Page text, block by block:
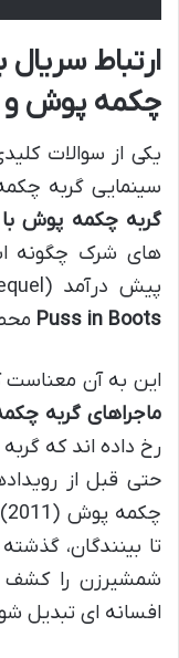
ارتباط سریال
چکمه پوش
یکی از سوالات
سینمایی گربه
گربه چکمه پوش
های شرک چگونه
پیش درآمد (Prequel) برای رویدادهای فیلم سینمایی
Puss in Boots محصول
این به آن معناست
ماجراهای گربه
رخ داده اند که
حتی قبل از
تا بینندگان،
شمشیرزن را کشف
افسانه ای تبدیل